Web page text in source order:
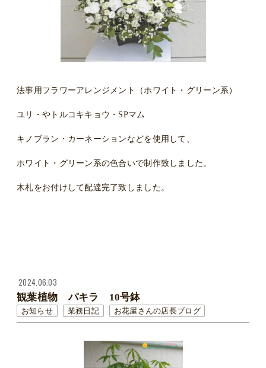
法事用フラワーアレンジメント（ホワイト・グリーン系）
ユリ・やトルコキキョウ・SPマム
キノブラン・カーネーションなどを使用して、
ホワイト・グリーン系の色合いで制作致しました。
木札をお付けして配達完了致しました。
2024.06.03
観葉植物 パキラ 10号鉢
お知らせ 業務日記 お花屋さんの店長ブログ